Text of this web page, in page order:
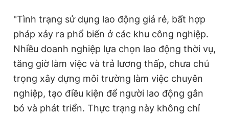
"Tình trạng sử dụng lao động giá rẻ, bất hợp
pháp xảy ra phổ biến ở các khu công nghiệp.
Nhiều doanh nghiệp lựa chọn lao động thời vụ,
tăng giờ làm việc và trả lương thấp, chưa chú
trọng xây dựng môi trường làm việc chuyên
nghiệp, tạo điều kiện để người lao động gắn
bó và phát triển. Thực trạng này không chỉ